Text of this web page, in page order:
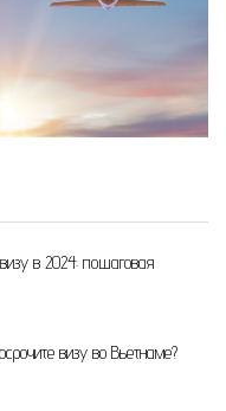
в 2024: пошаговая
визу во Вьетнаме?